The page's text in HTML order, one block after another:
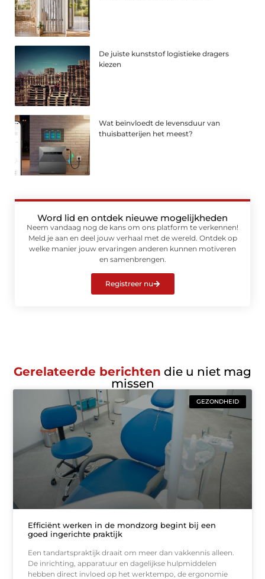
De juiste kunststof logistieke dragers
kiezen
Wat beïnvloedt de levensduur van
thuisbatterijen het meest?
Word lid en ontdek nieuwe mogelijkheden
Neem vandaag nog de kans om ons platform te verkennen!
Meld je aan en deel jouw verhaal met de wereld. Ontdek op
welke manier jouw ervaringen anderen kunnen motiveren
en samenbrengen.
Registreer nu
Gerelateerde berichten die u niet mag
missen
GEZONDHEID
Efficiënt werken in de mondzorg begint bij een
goed ingerichte praktijk
Een tandartspraktijk draait om meer dan vakkennis alleen.
De inrichting, apparatuur en dagelijkse hulpmiddelen
hebben direct invloed op het werktempo, de ergonomie